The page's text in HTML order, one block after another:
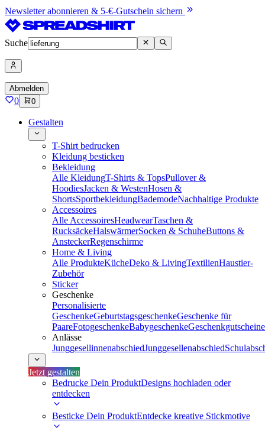
Newsletter abonnieren & 5-€-Gutschein sichern
Suche
Abmelden
0 0
Gestalten
T-Shirt bedrucken
Kleidung besticken
Bekleidung
Alle KleidungT-Shirts & TopsPullover &
HoodiesJacken & WestenHosen &
ShortsSportbekleidungBademodeNachhaltige Produkte
Accessoires
Alle AccessoiresHeadwearTaschen &
RucksäckeHalswärmerSocken & SchuheButtons &
AnsteckerRegenschirme
Home & Living
Alle ProdukteKücheDeko & LivingTextilienHaustier-
Zubehör
Sticker
Geschenke
Personalisierte
GeschenkeGeburtstagsgeschenkeGeschenke für
PaareFotogeschenkeBabygeschenkeGeschenkgutscheine
Anlässe
JunggesellinnenabschiedJunggesellenabschied
Jetzt gestalten
Bedrucke Dein ProduktDesigns hochladen oder
entdecken
Besticke Dein ProduktEntdecke kreative Stickmotive